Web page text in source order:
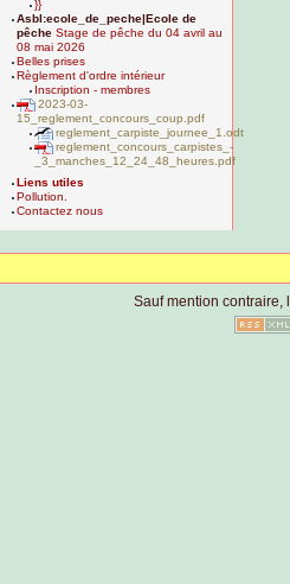
}}
Asbl:ecole_de_peche|Ecole de
pêche Stage de pêche du 04 avril au
08 mai 2026
Belles prises
Règlement d'ordre intérieur
Inscription - membres
2023-03-
15_reglement_concours_coup.pdf
reglement_carpiste_journee_1.odt
reglement_concours_carpistes_-
_3_manches_12_24_48_heures.pdf
Liens utiles
Pollution.
Contactez nous
Sauf mention contraire,